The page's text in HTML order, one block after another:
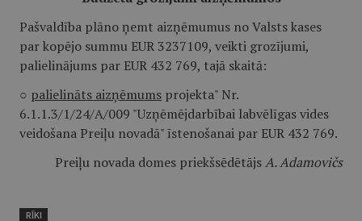
Pašvaldība plāno ņemt aizņēmumus no Valsts kases
par kopējo summu EUR 3237109, veikti grozījumi,
palielinājums par EUR 432 769, tajā skaitā:
○ palielināts aizņēmums projekta" Nr.
6.1.1.3/1/24/A/009 "Uzņēmējdarbībai labvēlīgas vides
veidošana Preiļu novadā" īstenošanai par EUR 432 769.
Preiļu novada domes priekšsēdētājsA. Adamovičs
RĪKI